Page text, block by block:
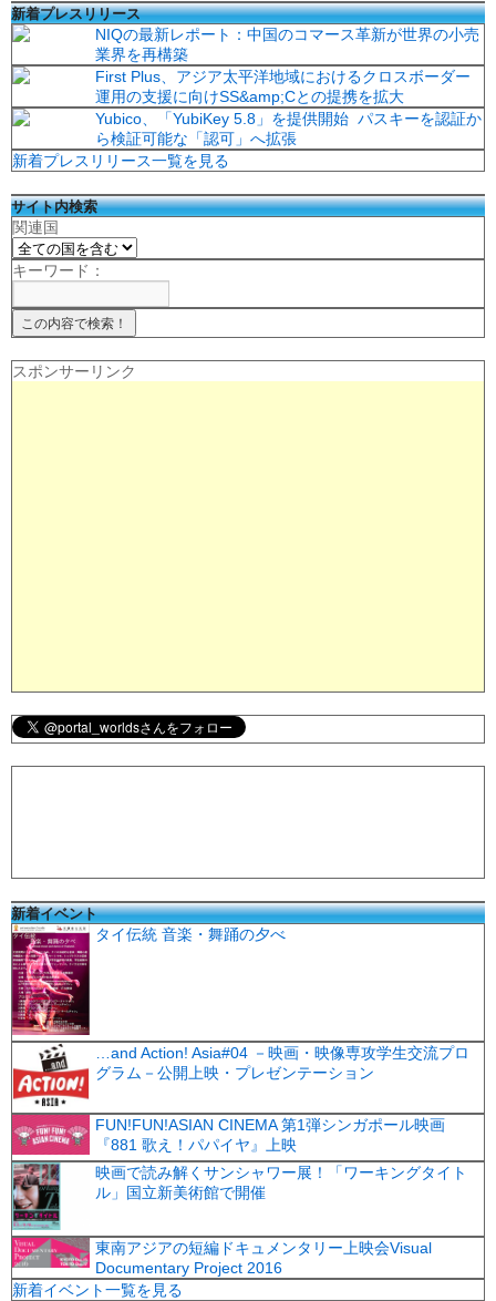
新着プレスリリース
NIQの最新レポート：中国のコマース革新が世界の小売
業界を再構築
First Plus、アジア太平洋地域におけるクロスボーダー
運用の支援に向けSS&amp;Cとの提携を拡大
Yubico、「YubiKey 5.8」を提供開始 パスキーを認証か
ら検証可能な「認可」へ拡張
新着プレスリリース一覧を見る
サイト内検索
関連国
キーワード：
スポンサーリンク
新着イベント
タイ伝統 音楽・舞踊の夕べ
…and Action! Asia#04 －映画・映像専攻学生交流プロ
グラム－公開上映・プレゼンテーション
FUN!FUN!ASIAN CINEMA 第1弾シンガポール映画
『881 歌え！パパイヤ』上映
映画で読み解くサンシャワー展！「ワーキングタイト
ル」国立新美術館で開催
東南アジアの短編ドキュメンタリー上映会Visual
Documentary Project 2016
新着イベント一覧を見る